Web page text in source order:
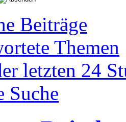
Beiträge
Themen
letzten 24
Suche